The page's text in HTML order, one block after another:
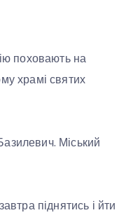
поховають на
храмі святих
Міський
піднятись і йти